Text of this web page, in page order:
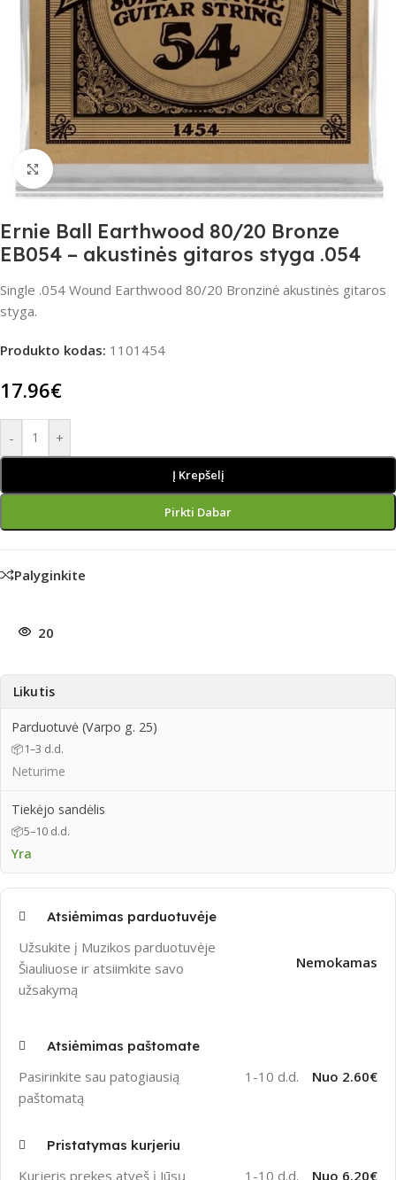
Spustelėkite, jei norite padidinti
Ernie Ball Earthwood 80/20 Bronze
EB054 – akustinės gitaros styga .054
Single .054 Wound Earthwood 80/20 Bronzinė akustinės gitaros
styga.
Produkto kodas: 1101454
17.96€
- +
Į Krepšelį
Pirkti Dabar
Palyginkite
20
Likutis
Parduotuvė (Varpo g. 25)
📦1–3 d.d.
Neturime
Tiekėjo sandėlis
📦5–10 d.d.
Yra
Atsiėmimas parduotuvėje
Užsukite į Muzikos parduotuvėje
Šiauliuose ir atsiimkite savo
užsakymą
Nemokamas
Atsiėmimas paštomate
Pasirinkite sau patogiausią
paštomatą
1-10 d.d. Nuo 2.60€
Pristatymas kurjeriu
Kurjeris prekes atveš į Jūsų
1-10 d.d. Nuo 6.20€